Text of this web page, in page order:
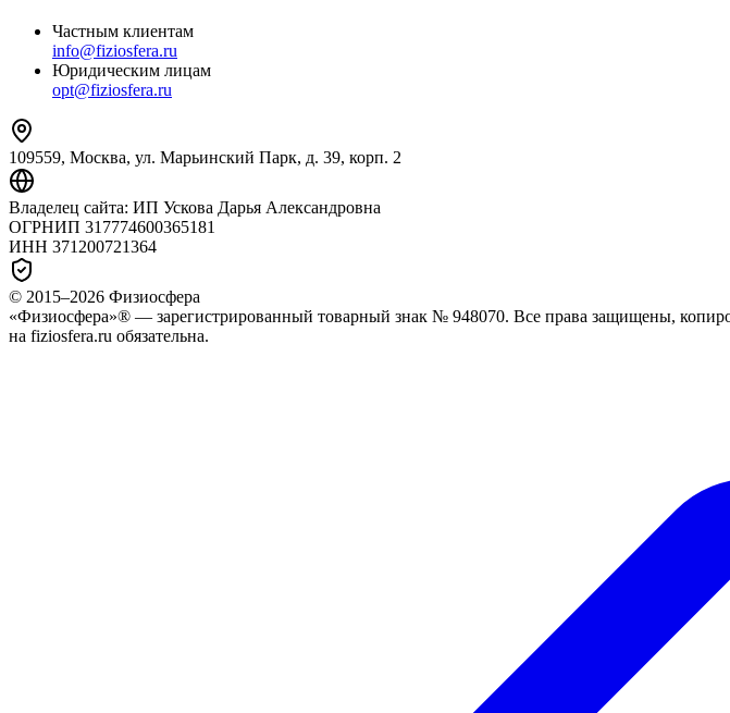
Частным клиентам
info@fiziosfera.ru
Юридическим лицам
opt@fiziosfera.ru
109559, Москва, ул. Марьинский Парк, д. 39, корп. 2
Владелец сайта: ИП Ускова Дарья Александровна
ОГРНИП 317774600365181
ИНН 371200721364
© 2015–2026 Физиосфера
«Физиосфера»® — зарегистрированный товарный знак № 948070. Все права защищены,
на fiziosfera.ru обязательна.